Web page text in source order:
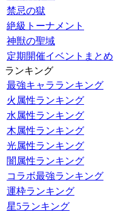
禁忌の獄
絶級トーナメント
神獣の聖域
定期開催イベントまとめ
ランキング
最強キャラランキング
火属性ランキング
水属性ランキング
木属性ランキング
光属性ランキング
闇属性ランキング
コラボ最強ランキング
運枠ランキング
星5ランキング